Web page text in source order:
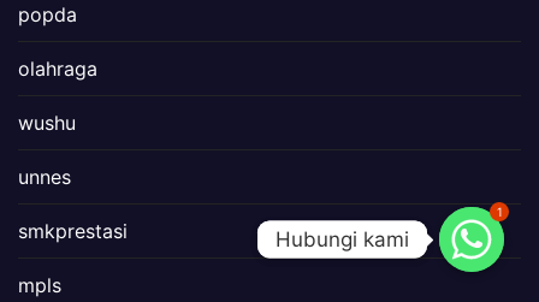
popda
olahraga
wushu
unnes
smkprestasi
mpls
1
Hubungi kami
Hubungi kami